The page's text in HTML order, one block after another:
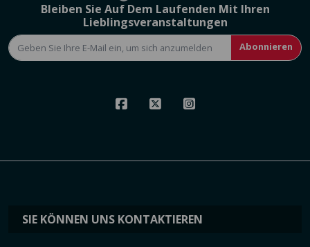
Bleiben Sie Auf Dem Laufenden Mit Ihren
Lieblingsveranstaltungen
Abonnieren
SIE KÖNNEN UNS KONTAKTIEREN